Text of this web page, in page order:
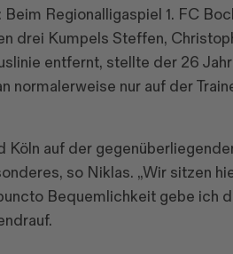
Regionalligaspiel 1. FC
drei Kumpels Steffen,
entfernt, stellte der 26
normalerweise nur auf der
auf der
so Niklas. „Wir sitzen
Bequemlichkeit gebe ich